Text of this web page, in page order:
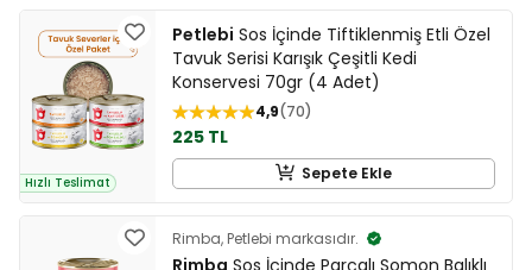
Hızlı Teslimat
Petlebi Sos İçinde Tiftiklenmiş Etli Özel
Tavuk Serisi Karışık Çeşitli Kedi
Konservesi 70gr (4 Adet)
4,9 70
225 TL
Sepete Ekle
Rimba, Petlebi markasıdır.